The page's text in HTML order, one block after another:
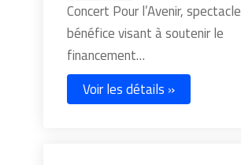
Concert Pour l’Avenir, spectacle
bénéfice visant à soutenir le
financement…
Voir les détails »